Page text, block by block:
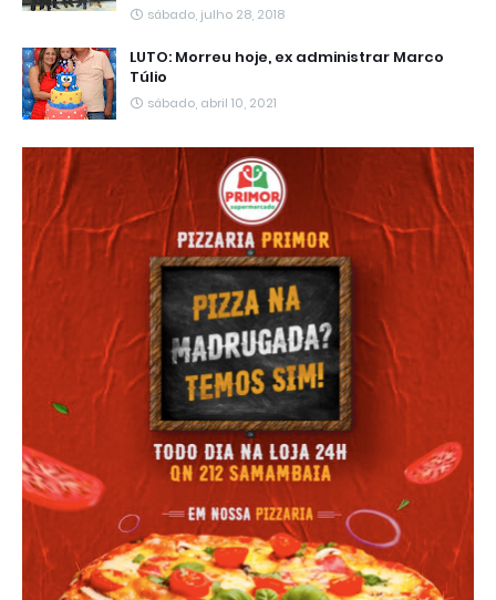
sábado, julho 28, 2018
LUTO: Morreu hoje, ex administrar Marco
Túlio
sábado, abril 10, 2021